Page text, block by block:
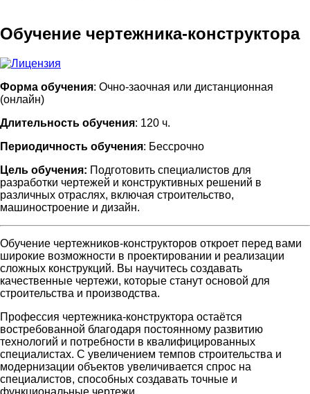
Обучение чертежника-конструктора
Форма обучения: Очно-заочная или дистанционная
(онлайн)
Длительность обучения: 120 ч.
Периодичность обучения: Бессрочно
Цель обучения: Подготовить специалистов для
разработки чертежей и конструктивных решений в
различных отраслях, включая строительство,
машиностроение и дизайн.
Обучение чертежников-конструкторов откроет перед вами
широкие возможности в проектировании и реализации
сложных конструкций. Вы научитесь создавать
качественные чертежи, которые станут основой для
строительства и производства.
Профессия чертежника-конструктора остаётся
востребованной благодаря постоянному развитию
технологий и потребности в квалифицированных
специалистах. С увеличением темпов строительства и
модернизации объектов увеличивается спрос на
специалистов, способных создавать точные и
функциональные чертежи.